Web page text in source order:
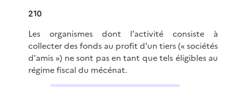
210
Les organismes dont l'activité consiste à
collecter des fonds au profit d'un tiers (« sociétés
d'amis ») ne sont pas en tant que tels éligibles au
régime fiscal du mécénat.